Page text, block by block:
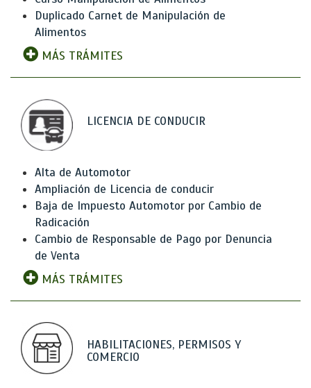
Duplicado Carnet de Manipulación de
Alimentos
MÁS TRÁMITES
LICENCIA DE CONDUCIR
Alta de Automotor
Ampliación de Licencia de conducir
Baja de Impuesto Automotor por Cambio de
Radicación
Cambio de Responsable de Pago por Denuncia
de Venta
MÁS TRÁMITES
HABILITACIONES, PERMISOS Y
COMERCIO